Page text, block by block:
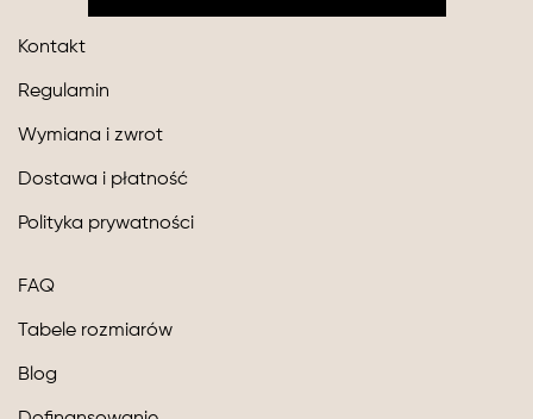
Kontakt
Regulamin
Wymiana i zwrot
Dostawa i płatność
Polityka prywatności
FAQ
Tabele rozmiarów
Blog